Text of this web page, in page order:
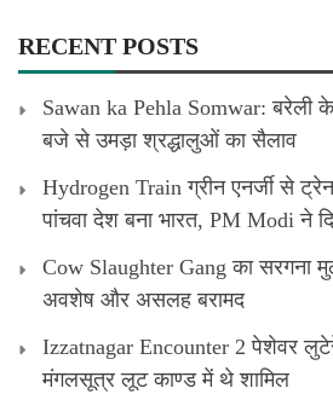
RECENT POSTS
Sawan ka Pehla Somwar: बरेली
बजे से उमड़ा श्रद्धालुओं का सैलाव
Hydrogen Train ग्रीन एनर्जी से
पांचवा देश बना भारत, PM Modi ने
Cow Slaughter Gang का सरगना
अवशेष और असलह बरामद
Izzatnagar Encounter 2 पेशेवर
मंगलसूत्र लूट काण्‍ड में थे शामिल